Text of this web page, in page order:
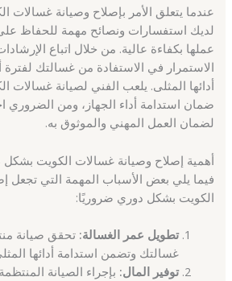
عندما يتعلق الأمر بإصلاح وصيانة غسالات
لديك استفسارات ونصائح مهمة للحفاظ
عملها بكفاءة عالية. من خلال اتباع
الاستمرار في الاستفادة من غسالتك
أدائها المثلى. يلعب الفني لصيانة غسالات
ضمان استدامة أداء الجهاز، ومن الضروري
لضمان العمل المهني والموثوق به.
أهمية إصلاح وصيانة غسالات الكويت
فيما يلي بعض الأسباب المهمة التي تجعل
الكويت بشكل دوري ضروريًا:
تطويل عمر الغسالة: تحقق صيانة
غسالتك وتضمن استدامة أدائها
توفير المال: بإجراء الصيانة